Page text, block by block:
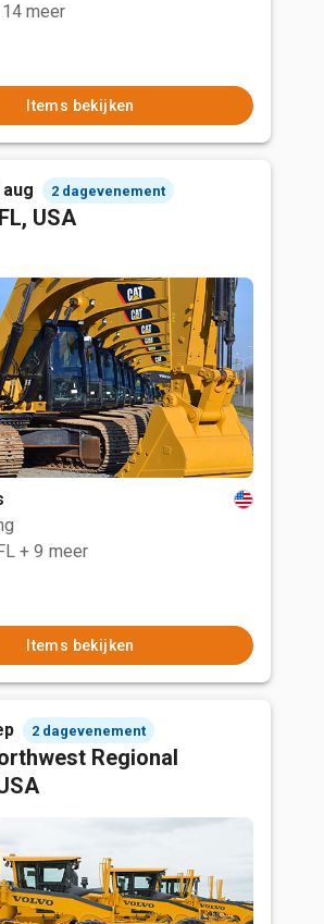
meer
Items bekijken
2 dagevenement
USA
+ 9 meer
Items bekijken
2 dagevenement
Regional